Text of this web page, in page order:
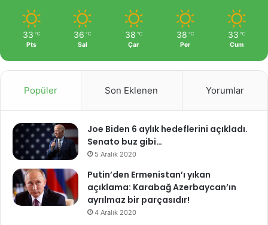
33 ℃
Pts
36 ℃
Sal
38 ℃
Çar
38 ℃
Per
33 ℃
Cum
Popüler Son Eklenen Yorumlar
Joe Biden 6 aylık hedeflerini açıkladı.
Senato buz gibi…
5 Aralık 2020
Putin’den Ermenistan’ı yıkan
açıklama: Karabağ Azerbaycan’ın
ayrılmaz bir parçasıdır!
4 Aralık 2020